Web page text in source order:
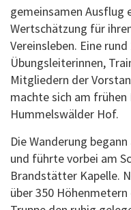
gemeinsamen Ausflug
Wertschätzung für
Vereinsleben. Eine
Übungsleiterinnen,
Mitgliedern der
machte sich am
Hummelswälder Hof.
Die Wanderung
und führte vorbei am
Brandstätter Kapelle.
über 350